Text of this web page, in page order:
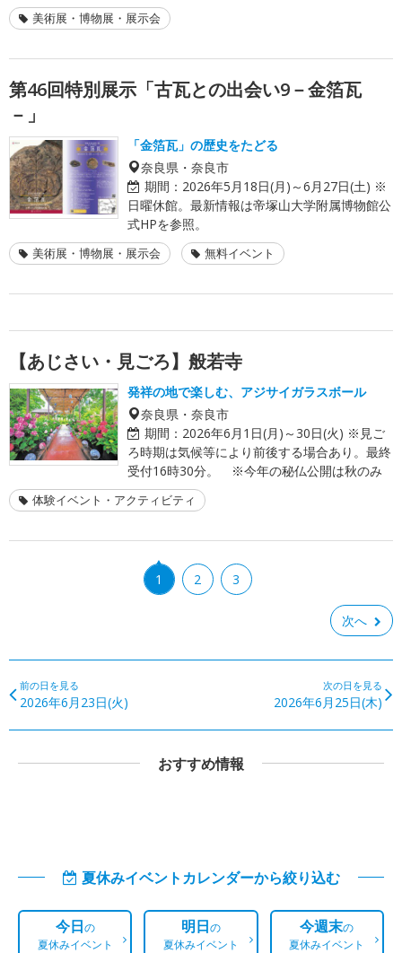
美術展・博物展・展示会
第46回特別展示「古瓦との出会い9－金箔瓦
－」
「金箔瓦」の歴史をたどる
奈良県・奈良市
期間： 2026年5月18日(月)～6月27日(土) ※
日曜休館。最新情報は帝塚山大学附属博物館公
式HPを参照。
美術展・博物展・展示会 無料イベント
【あじさい・見ごろ】般若寺
発祥の地で楽しむ、アジサイガラスボール
奈良県・奈良市
期間： 2026年6月1日(月)～30日(火) ※見ご
ろ時期は気候等により前後する場合あり。最終
受付16時30分。 ※今年の秘仏公開は秋のみ
体験イベント・アクティビティ
1 2 3
次へ
前の日を見る
2026年6月23日(火)
次の日を見る
2026年6月25日(木)
おすすめ情報
夏休みイベントカレンダーから絞り込む
今日の
夏休みイベント
明日の
夏休みイベント
今週末の
夏休みイベント